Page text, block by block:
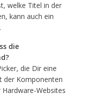
welke Titel in der
kann auch ein
die
die Dir eine
der Komponenten
Websites